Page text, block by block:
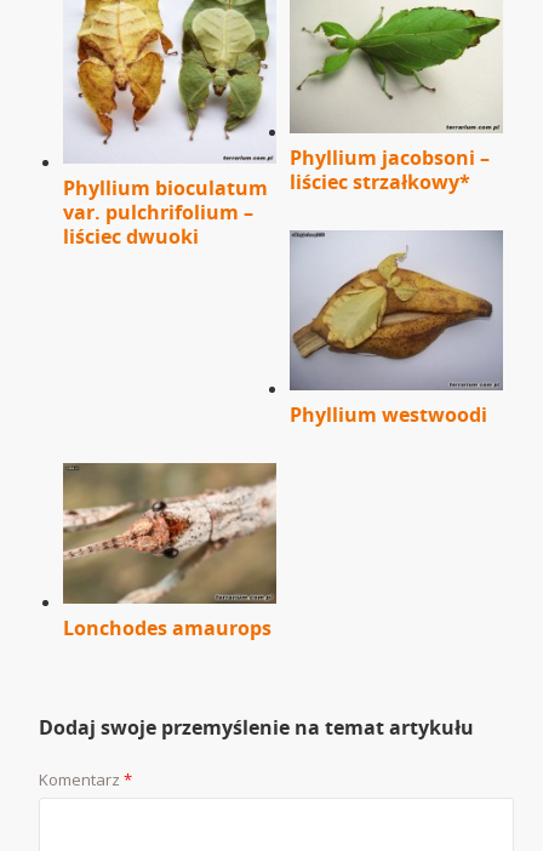
Phyllium bioculatum
var. pulchrifolium –
liściec dwuoki
Phyllium jacobsoni –
liściec strzałkowy*
Phyllium westwoodi
Lonchodes amaurops
Dodaj swoje przemyślenie na temat artykułu
Komentarz*